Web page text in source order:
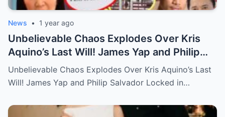
News • 1 year ago
Unbelievable Chaos Explodes Over Kris
Aquino’s Last Will! James Yap and Philip
Salvador Locked in Explosive Battle for Her
Hidden Fortune and Shocking Secrets—
Behind by the Queen of All Media?
Unbelievable Chaos Explodes Over Kris Aquino’s Last
Will! James Yap and Philip Salvador Locked in…